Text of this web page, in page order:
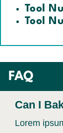
Tool
Tool
FAQ
Can I
Lorem